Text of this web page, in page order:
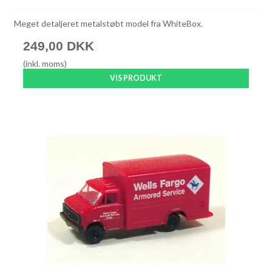
Meget detaljeret metalstøbt model fra WhiteBox.
249,00 DKK
(inkl. moms)
VIS PRODUKT